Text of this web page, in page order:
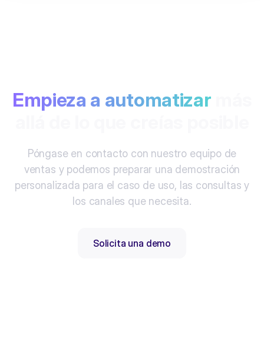
Empieza a automatizar
Póngase en contacto con nuestro equipo de
ventas y podemos preparar una demostración
personalizada para el caso de uso, las consultas y
los canales que necesita.
Solicita una demo